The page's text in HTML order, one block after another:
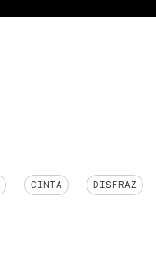
CINTA DISFRAZ